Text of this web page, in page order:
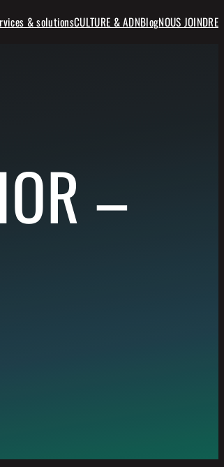
& solutionsCULTURE & ADNBlogNOUS JOINDRE
–